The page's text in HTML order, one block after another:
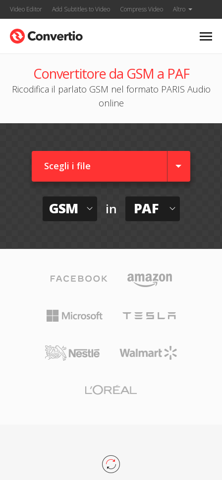
Video Editor Add Subtitles to Video Compress Video Altro
Convertitore da GSM a PAF
Ricodifica il parlato GSM nel formato PARIS Audio
online
Scegli i file
GSM in PAF